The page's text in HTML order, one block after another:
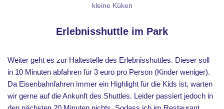
kleine Küken
Erlebnisshuttle im Park
Weiter geht es zur Haltestelle des Erlebnisshuttles. Dieser soll
in 10 Minuten abfahren für 3 euro pro Person (Kinder weniger).
Da Eisenbahnfahren immer ein Highlight für die Kids ist, warten
wir gerne auf die Ankunft des Shuttles. Leider passiert jedoch in